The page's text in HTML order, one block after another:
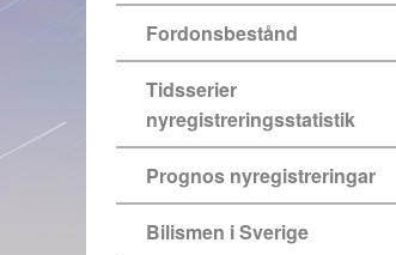
Fordonsbestånd
Tidsserier
nyregistreringsstatistik
Prognos nyregistreringar
Bilismen i Sverige